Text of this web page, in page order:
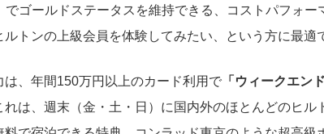
でゴールドステータスを維持できる、コストパフォー
ルトンの上級会員を体験してみたい、という方に最適
は、年間150万円以上のカード利用で 「ウィークエン
は、週末（金・土・日）に国内外のほとんどのヒル